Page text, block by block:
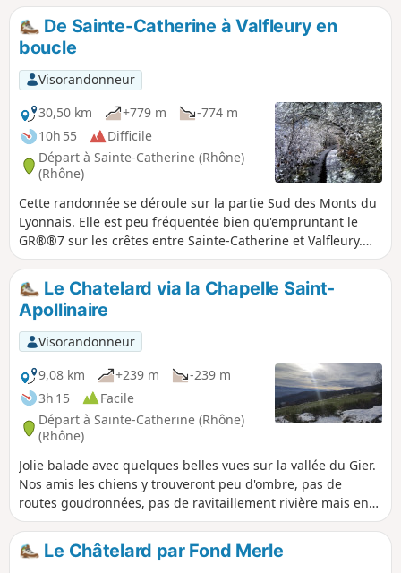
De Sainte-Catherine à Valfleury en
boucle
Visorandonneur
30,50 km
+779 m
-774 m
10h 55
Difficile
Départ à Sainte-Catherine (Rhône)
(Rhône)
Cette randonnée se déroule sur la partie Sud des Monts du
Lyonnais. Elle est peu fréquentée bien qu'empruntant le
GR®®7 sur les crêtes entre Sainte-Catherine et Valfleury.
Dans ce village avait lieu un pèlerinage consacré à la
Vierge. Des vestiges témoignent de cette époque qui
s'efface peu à peu : chemins de croix, statues, grottes
reconstituées. Le chemin de retour s'effectue par le vallon
de la Durèze avant de remonter sur de petits hameaux dont
celui de Lachal et son orgueilleux château néo-classique du
XVIIIe siècle puis traverse le Bois des Feuilles pour
retrouver Sainte-Catherine.
Le Chatelard via la Chapelle Saint-
Apollinaire
Visorandonneur
9,08 km
+239 m
-239 m
3h 15
Facile
Départ à Sainte-Catherine (Rhône)
(Rhône)
Jolie balade avec quelques belles vues sur la vallée du Gier.
Nos amis les chiens y trouveront peu d'ombre, pas de
routes goudronnées, pas de ravitaillement rivière mais en
saison un robinet à la Chapelle Saint-Apollinaire.
Le Châtelard par Fond Merle